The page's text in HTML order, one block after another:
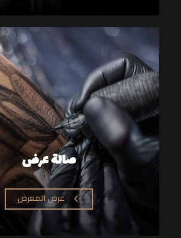
صالة عرض
عرض المعرض